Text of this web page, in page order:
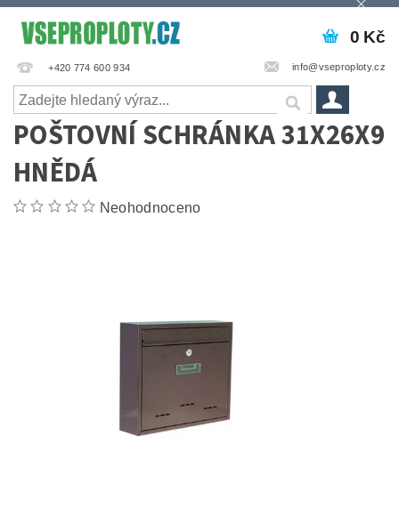
+420 774 600 934 info@vseproploty.cz
0 Kč
POŠTOVNÍ SCHRÁNKA 31X26X9
HNĚDÁ
Neohodnoceno